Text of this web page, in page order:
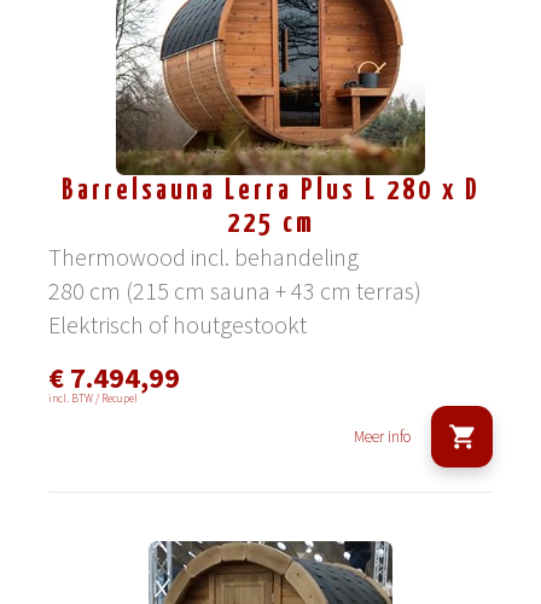
Barrelsauna Lerra Plus L 280 x D
225 cm
Thermowood incl. behandeling
280 cm (215 cm sauna + 43 cm terras)
Elektrisch of houtgestookt
€ 7.494,99
incl. BTW / Recupel
Meer info